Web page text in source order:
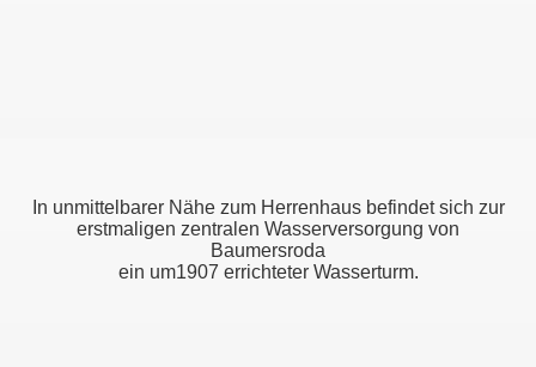
In unmittelbarer Nähe zum Herrenhaus befindet sich zur
erstmaligen zentralen Wasserversorgung von
Baumersroda
ein um1907 errichteter Wasserturm.